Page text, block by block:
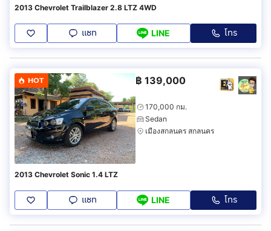
2013 Chevrolet Trailblazer 2.8 LTZ 4WD
แชท LINE โทร
HOT ฿ 139,000
170,000 กม.
Sedan
เมืองสกลนคร สกลนคร
2013 Chevrolet Sonic 1.4 LTZ
แชท LINE โทร